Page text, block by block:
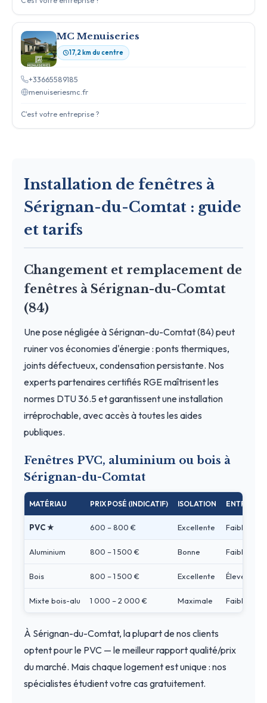
MC Menuiseries
17,2 km du centre
+33665589185
menuiseriesmc.fr
C'est votre entreprise ?
Installation de fenêtres à
Sérignan-du-Comtat : guide
et tarifs
Changement et remplacement de
fenêtres à Sérignan-du-Comtat
(84)
Une pose négligée à Sérignan-du-Comtat (84) peut
ruiner vos économies d'énergie : ponts thermiques,
joints défectueux, condensation persistante. Nos
experts partenaires certifiés RGE maîtrisent les
normes DTU 36.5 et garantissent une installation
irréprochable, avec accès à toutes les aides
publiques.
Fenêtres PVC, aluminium ou bois à
Sérignan-du-Comtat
MATÉRIAU PRIX POSÉ (INDICATIF) ISOLATION ENTRETIEN
PVC ★ 600 – 800 € Excellente Faible
Aluminium 800 – 1 500 € Bonne Faible
Bois 800 – 1 500 € Excellente Élevé
Mixte bois-alu 1 000 – 2 000 € Maximale Faible
À Sérignan-du-Comtat, la plupart de nos clients
optent pour le PVC — le meilleur rapport qualité/prix
du marché. Mais chaque logement est unique : nos
spécialistes étudient votre cas gratuitement.